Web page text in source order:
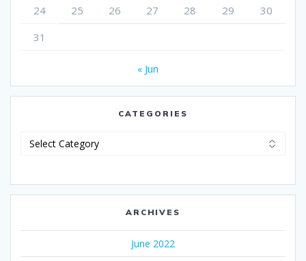
24 25 26 27 28 29
30
31
« Jun
CATEGORIES
ARCHIVES
June 2022